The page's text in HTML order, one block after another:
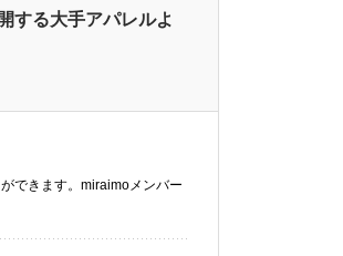
する大手アパレルよ
できます。miraimoメンバー